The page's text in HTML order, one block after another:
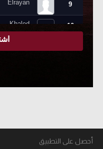
أحصل على التطبيق